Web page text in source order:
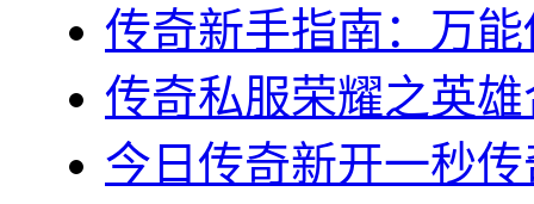
传奇新手指南：万
传奇私服荣耀之英
今日传奇新开一秒